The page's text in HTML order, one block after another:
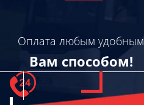
Оплата любым удобным
Вам способом!